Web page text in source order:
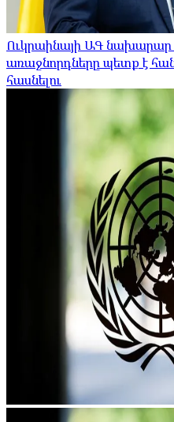
Ուկրաինայի ԱԳ նախարար
առաջնորդները պետք է
հասնելու